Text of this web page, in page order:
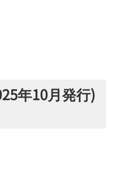
年10月発行)